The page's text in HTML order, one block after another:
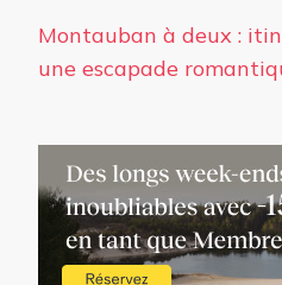
Montauban à deux :
une escapade